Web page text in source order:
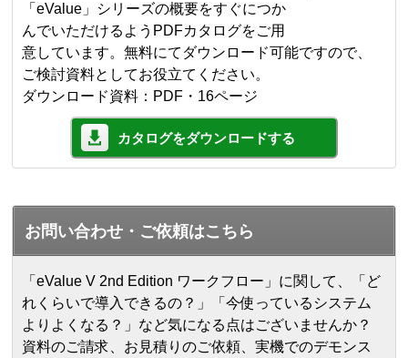
「eValue」シリーズの概要をすぐにつか
んでいただけるようPDFカタログをご用
意しています。無料にてダウンロード可能ですので、
ご検討資料としてお役立てください。
ダウンロード資料：PDF・16ページ
カタログをダウンロードする
お問い合わせ・ご依頼はこちら
「eValue V 2nd Edition ワークフロー」に関して、「ど
れくらいで導入できるの？」「今使っているシステム
よりよくなる？」など気になる点はございませんか？
資料のご請求、お見積りのご依頼、実機でのデモンス